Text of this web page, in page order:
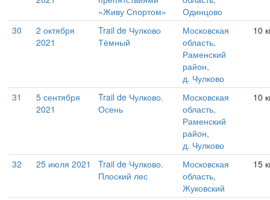
«Живу Спортом»
Одинцово
30
2 октября
2021
Trail de Чулково
Тёмный
Московская
область,
Раменский
район,
д. Чулково
10
31
5 сентября
2021
Trail de Чулково.
Осень
Московская
область,
Раменский
район,
д. Чулково
10
32 25 июля 2021
Trail de Чулково.
Плоский лес
Московская
область,
Жуковский
15